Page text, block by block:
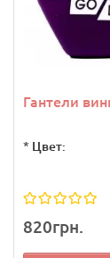
Гантели
* Цвет:
820грн.